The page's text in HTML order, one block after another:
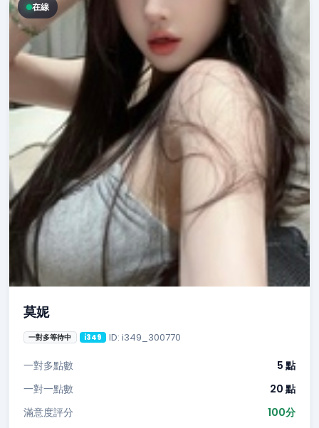
在線
莫妮
一對多等待中 i349 ID: i349_300770
一對多點數
5 點
一對一點數
20 點
滿意度評分
100分